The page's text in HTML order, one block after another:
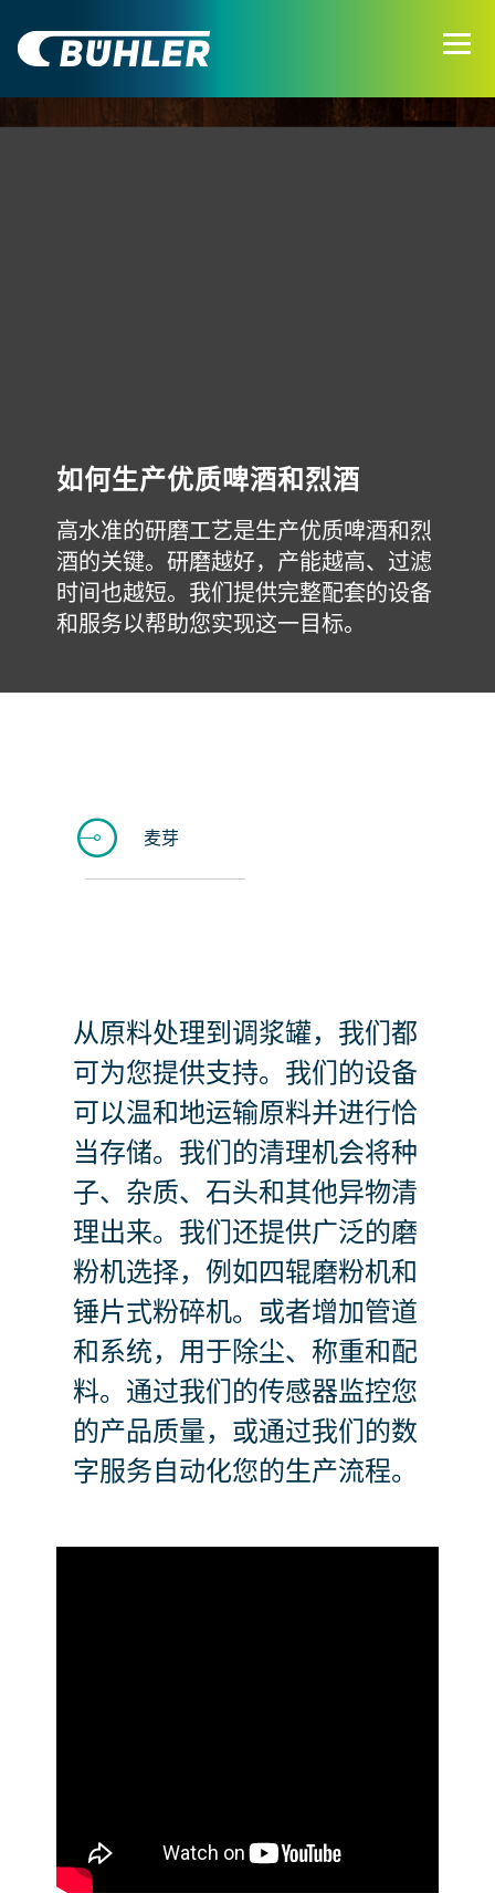
如何生产优质啤酒和烈酒
高水准的研磨工艺是生产优质啤酒和烈
酒的关键。研磨越好，产能越高、过滤
时间也越短。我们提供完整配套的设备
和服务以帮助您实现这一目标。
麦芽
从原料处理到调浆罐，我们都
可为您提供支持。我们的设备
可以温和地运输原料并进行恰
当存储。我们的清理机会将种
子、杂质、石头和其他异物清
理出来。我们还提供广泛的磨
粉机选择，例如四辊磨粉机和
锤片式粉碎机。或者增加管道
和系统，用于除尘、称重和配
料。通过我们的传感器监控您
的产品质量，或通过我们的数
字服务自动化您的生产流程。